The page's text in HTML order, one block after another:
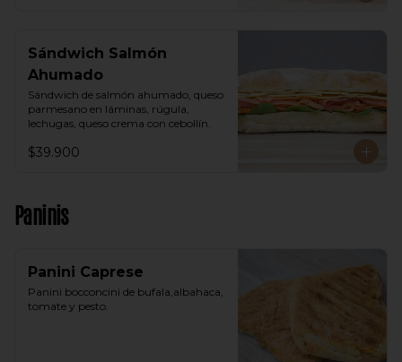
Sándwich Salmón
Ahumado
Sándwich de salmón ahumado, queso
parmesano en láminas, rúgula,
lechugas, queso crema con cebollín.
$39.900
Paninis
Panini Caprese
Panini bocconcini de bufala,albahaca,
tomate y pesto.